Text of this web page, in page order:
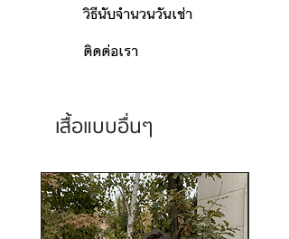
วิธีนับจำนวนวันเช่า
ติดต่อเรา
เสื้อแบบอื่นๆ